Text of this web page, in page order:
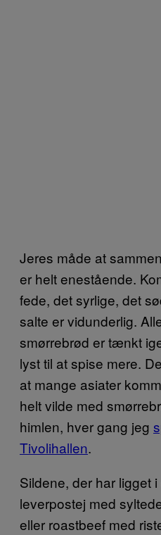
Jeres måde at
er helt enestående.
fede, det syrlige, det
salte er vidunderlig.
smørrebrød er tænkt
lyst til at spise mere.
at mange asiater
helt vilde med
himlen, hver gang jeg
Tivolihallen.
Sildene, der har ligget
leverpostej med
eller roastbeef med